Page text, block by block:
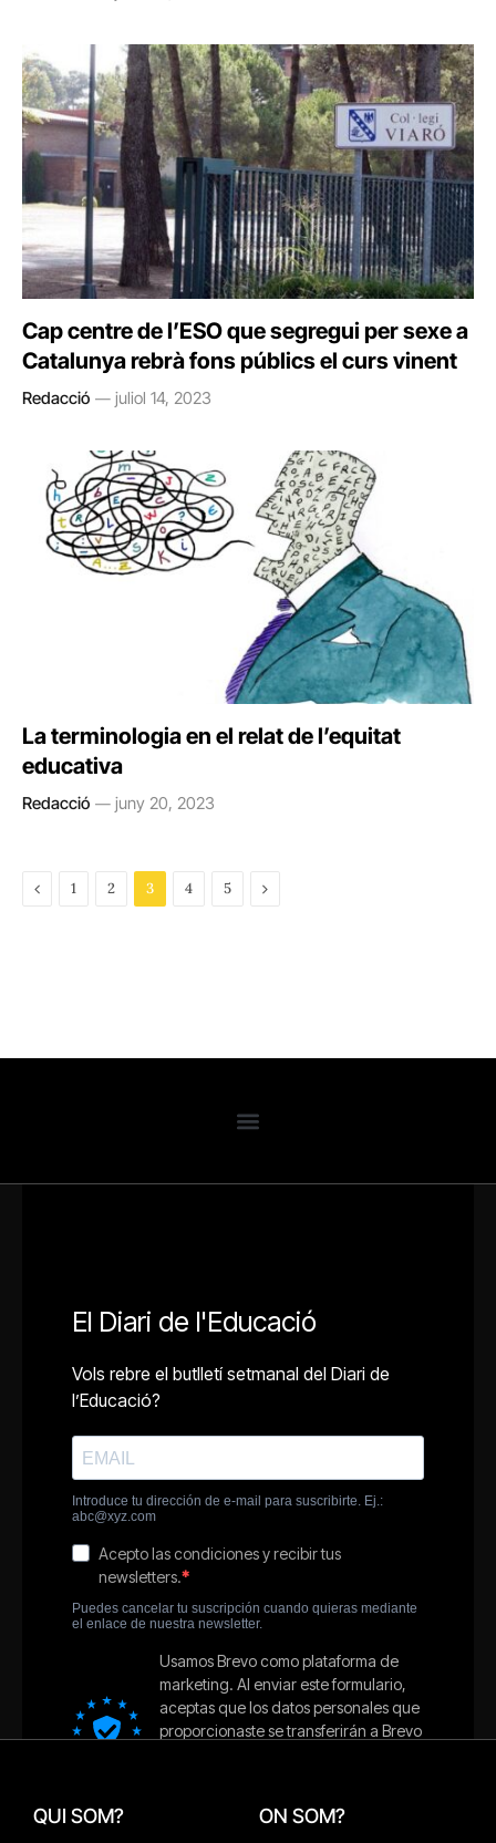
Cap centre de l’ESO que segregui per sexe a
Catalunya rebrà fons públics el curs vinent
Redacció juliol 14, 2023
La terminologia en el relat de l’equitat
educativa
Redacció juny 20, 2023
Previous
1 2 3 4 5 Next
QUI SOM? ON SOM?